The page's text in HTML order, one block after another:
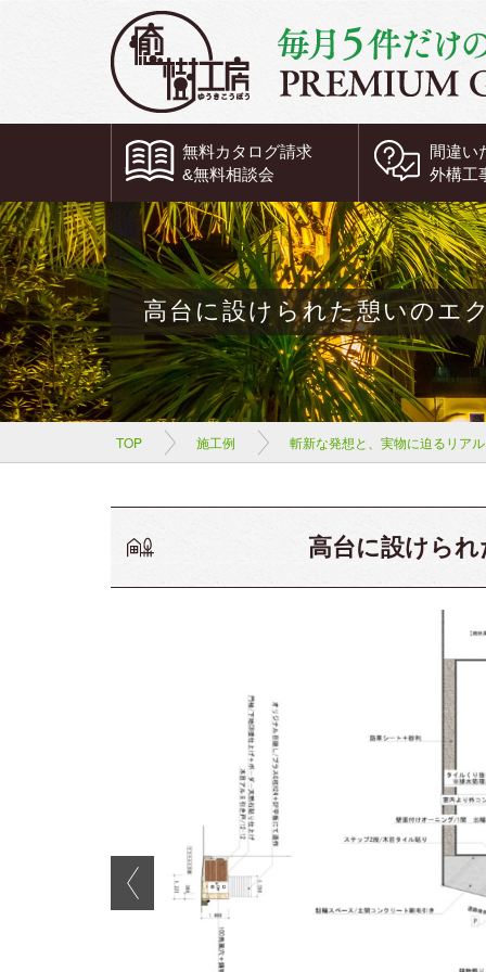
無料カタログ請求
&無料相談会
間違い
外構工
高台に設けられた憩いのエ
TOP 施工例 斬新な発想と、実物に迫るリア
高台に設けら